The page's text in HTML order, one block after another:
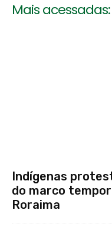
Mais acessadas:
Indígenas
do marco
Roraima